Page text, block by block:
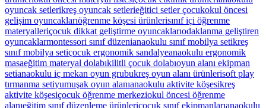
oyuncak setlerikreş oyuncak setlerieğitici setler çocukokul öncesi
gelişim oyuncaklarıöğrenme köşesi ürünlerisınıf içi öğrenme
materyalleriçocuk dikkat geliştirme oyuncaklarıodaklanma geliştiren
oyuncaklarmontessori sınıf düzenianaokulu sınıf mobilya setikreş
sınıf mobilya setiçocuk ergonomik sandalyeanaokulu ergonomik
masaeğitim materyal dolabıkilitli çocuk dolabıoyun alanı ekipman
setianaokulu iç mekan oyun grubukreş oyun alanı ürünlerisoft play
tırmanma setiyumuşak oyun alanıanaokulu aktivite köşesikreş
aktivite köşesiçocuk öğrenme merkeziokul öncesi öğrenme
alanıeğitim sınıf düzenleme ürünleriçocuk sınıf ekipmanlarıanaokulu